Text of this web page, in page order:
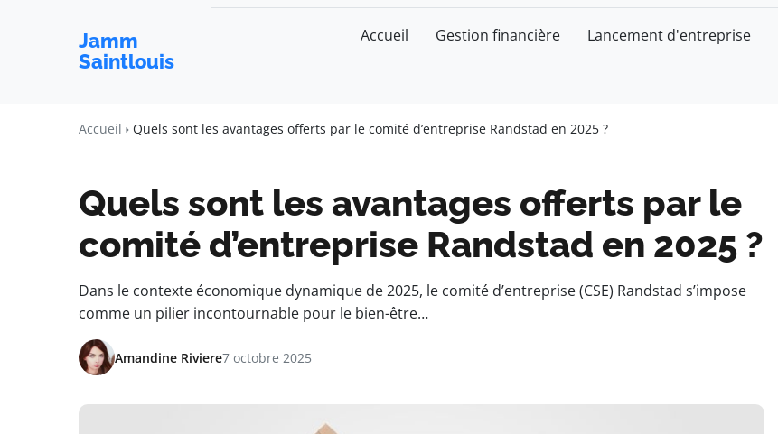
Jamm
Saintlouis
Accueil Gestion financière Lancement d'entreprise
Accueil Quels sont les avantages offerts par le comité d’entreprise Randstad en 2025 ?
Quels sont les avantages offerts par le
comité d’entreprise Randstad en 2025 ?
Dans le contexte économique dynamique de 2025, le comité d’entreprise (CSE) Randstad s’impose
comme un pilier incontournable pour le bien-être…
Amandine Riviere7 octobre 2025